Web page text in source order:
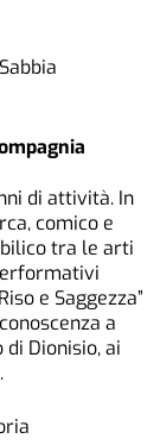
di attività. In
comico e
tra le arti
e Saggezza”
a
Dionisio, ai